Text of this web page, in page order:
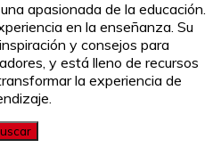
apasionada de la educación.
en la enseñanza. Su
y consejos para
y está lleno de recursos
la experiencia de